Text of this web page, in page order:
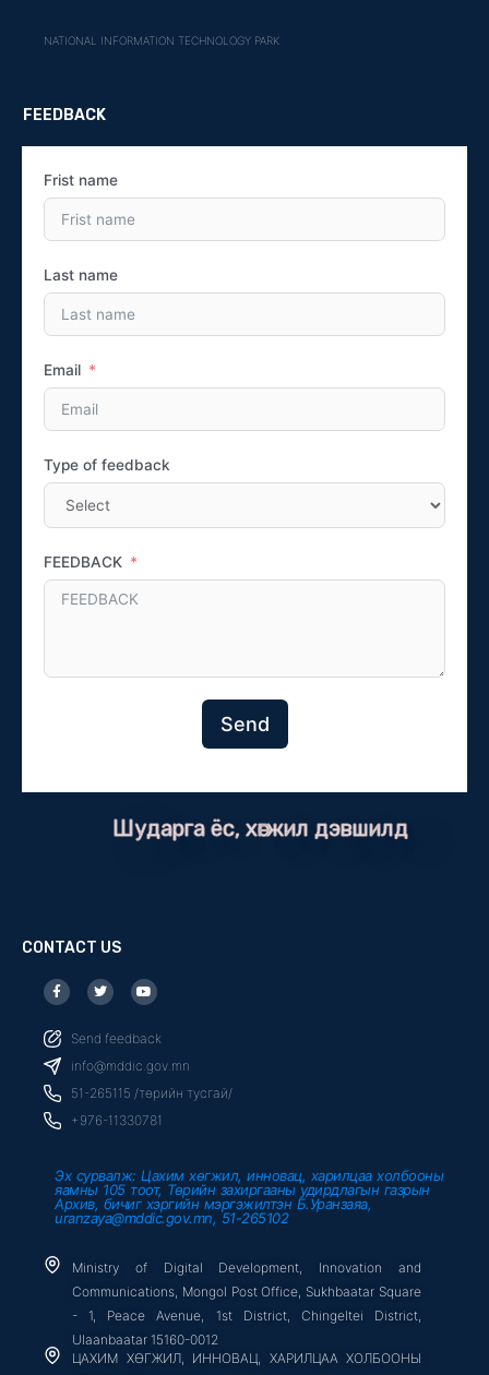
NATIONAL INFORMATION TECHNOLOGY PARK
FEEDBACK
Frist name
Last name
Email
Type of feedback
FEEDBACK
Send
Шударга ёс, хөгжил дэвшилд
CONTACT US
F
a
c
b
o
o
k
f
T
w
i
t
r
Y
o
u
u
e
Send feedback
info@mddic.gov.mn
51-265115 /төрийн тусгай/
+976-11330781
Эх сурвалж: Цахим хөгжил, инновац, харилцаа холбооны
яамны 105 тоот, Төрийн захиргааны удирдлагын газрын
Архив, бичиг хэргийн мэргэжилтэн Б.Уранзаяа,
uranzaya@mddic.gov.mn, 51-265102
Ministry of Digital Development, Innovation and
Communications, Mongol Post Office, Sukhbaatar Square
- 1, Peace Avenue, 1st District, Chingeltei District,
Ulaanbaatar 15160-0012
ЦАХИМ ХӨГЖИЛ, ИННОВАЦ, ХАРИЛЦАА ХОЛБООНЫ